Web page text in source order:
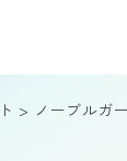
> ノーブルガ